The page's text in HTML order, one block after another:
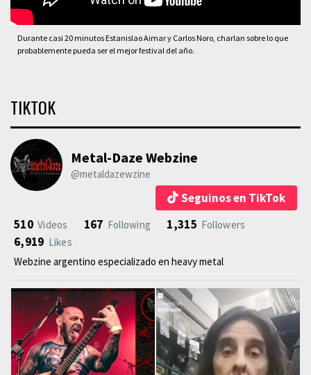
Durante casi 20 minutos Estanislao Aimar y Carlos Noro, charlan sobre lo que
probablemente pueda ser el mejor festival del año.
TIKTOK
Metal-Daze Webzine
@metaldazewzine
Seguinos en TikTok
510 Videos 167 Following 1,315 Followers
6,919 Likes
Webzine argentino especializado en heavy metal